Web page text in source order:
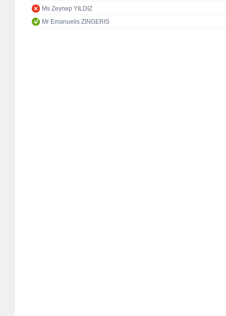
Ms Zeynep YILDIZ
Mr Emanuelis ZINGERIS